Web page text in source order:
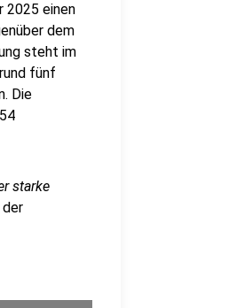
2025 einen
dem
steht im
fünf
Die
starke
der